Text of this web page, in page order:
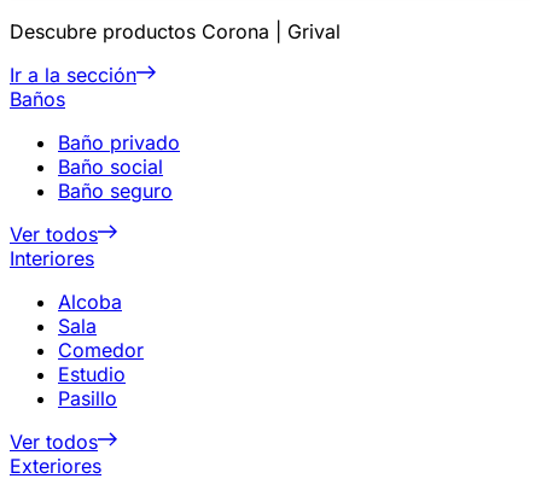
Descubre productos Corona | Grival
Ir a la sección
Baños
Baño privado
Baño social
Baño seguro
Ver todos
Interiores
Alcoba
Sala
Comedor
Estudio
Pasillo
Ver todos
Exteriores